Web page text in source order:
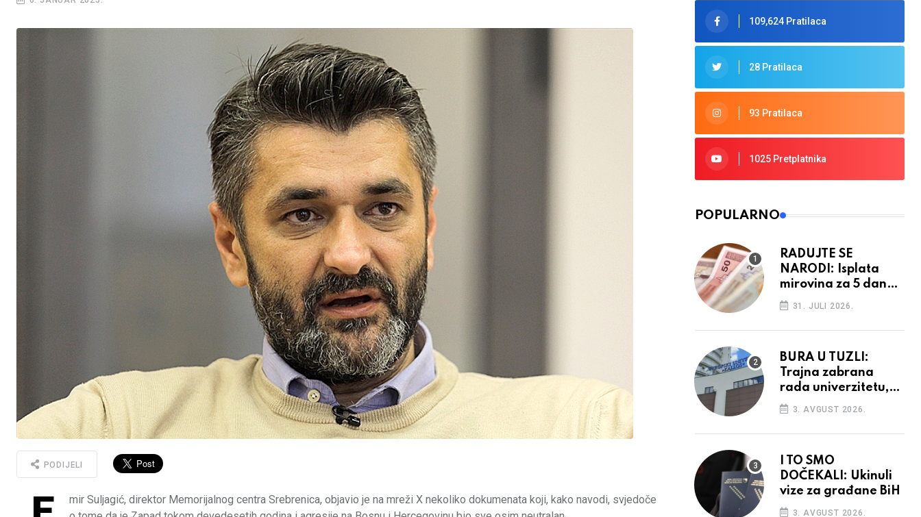
PODIJELI
mir Suljagić, direktor Memorijalnog centra Srebrenica, objavio je na mreži X nekoliko dokumenata koji, kako navodi, svjedoče
109,624 Pratilaca
28 Pratilaca
93 Pratilaca
1025 Pretplatnika
POPULARNO
RADUJTE SE
NARODI: Isplata
mirovina za 5 dana,
retroaktivna
povećanja
31. JULI 2026.
BURA U TUZLI:
Trajna zabrana
rada univerzitetu,
provedba sudskih
odluka
3. AVGUST 2026.
I TO SMO
DOČEKALI: Ukinuli
vize za građane BiH
3. AVGUST 2026.